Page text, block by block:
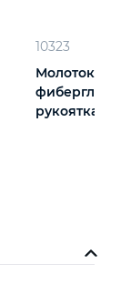
10323
Молоток
рукоятка